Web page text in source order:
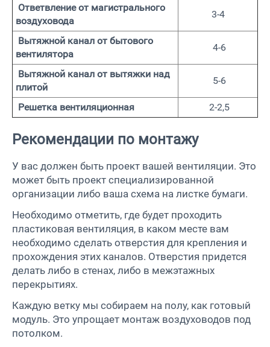
Ответвление от магистрального
воздуховода
3-4
Вытяжной канал от бытового
вентилятора
4-6
Вытяжной канал от вытяжки над
плитой
5-6
Решетка вентиляционная 2-2,5
Рекомендации по монтажу
У вас должен быть проект вашей вентиляции. Это
может быть проект специализированной
организации либо ваша схема на листке бумаги.
Необходимо отметить, где будет проходить
пластиковая вентиляция, в каком месте вам
необходимо сделать отверстия для крепления и
прохождения этих каналов. Отверстия придется
делать либо в стенах, либо в межэтажных
перекрытиях.
Каждую ветку мы собираем на полу, как готовый
модуль. Это упрощает монтаж воздуховодов под
потолком.